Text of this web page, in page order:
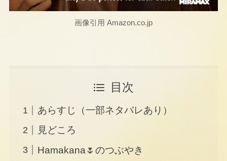
画像引用 Amazon.co.jp
目次
あらすじ（一部ネタバレあり）
見どころ
Hamakana🌷のつぶやき